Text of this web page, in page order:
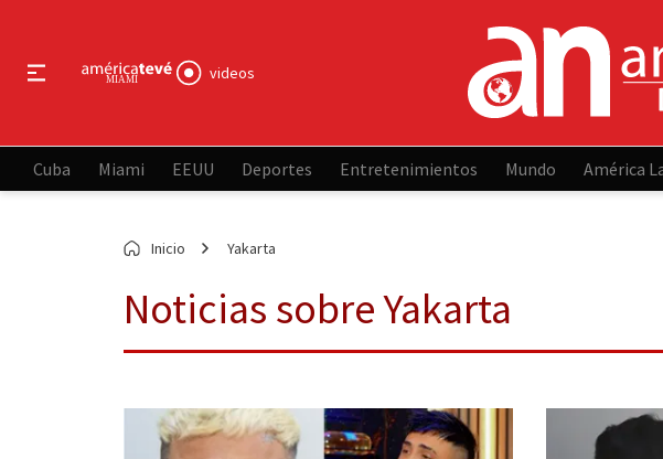
videos
Cuba Miami EEUU Deportes Entretenimientos Mundo América
Inicio Yakarta
Noticias sobre Yakarta